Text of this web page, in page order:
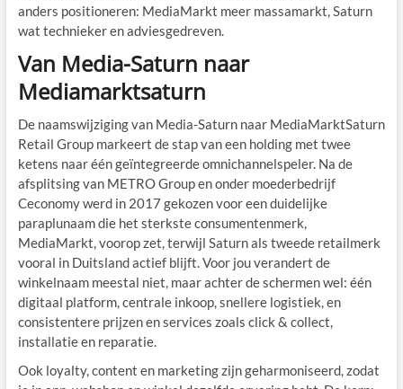
anders positioneren: MediaMarkt meer massamarkt, Saturn
wat technieker en adviesgedreven.
Van Media-Saturn naar
Mediamarktsaturn
De naamswijziging van Media-Saturn naar MediaMarktSaturn
Retail Group markeert de stap van een holding met twee
ketens naar één geïntegreerde omnichannelspeler. Na de
afsplitsing van METRO Group en onder moederbedrijf
Ceconomy werd in 2017 gekozen voor een duidelijke
paraplunaam die het sterkste consumentenmerk,
MediaMarkt, voorop zet, terwijl Saturn als tweede retailmerk
vooral in Duitsland actief blijft. Voor jou verandert de
winkelnaam meestal niet, maar achter de schermen wel: één
digitaal platform, centrale inkoop, snellere logistiek, en
consistentere prijzen en services zoals click & collect,
installatie en reparatie.
Ook loyalty, content en marketing zijn geharmoniseerd, zodat